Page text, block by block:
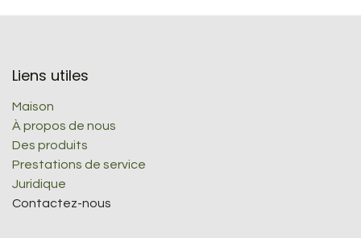
Liens utiles
Maison
À propos de nous
Des produits
Prestations de service
Juridique
Contactez-nous